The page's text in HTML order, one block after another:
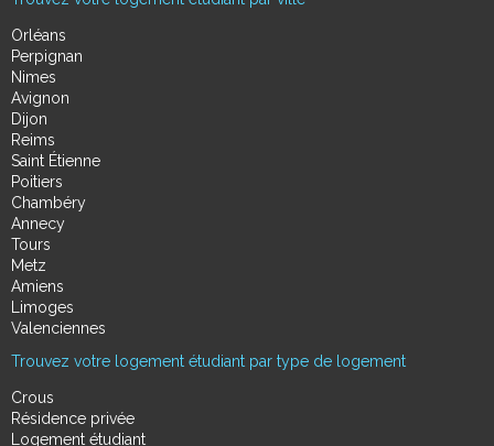
Orléans
Perpignan
Nimes
Avignon
Dijon
Reims
Saint Étienne
Poitiers
Chambéry
Annecy
Tours
Metz
Amiens
Limoges
Valenciennes
Trouvez votre logement étudiant par type de logement
Crous
Résidence privée
Logement étudiant